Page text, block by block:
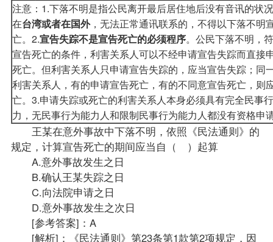
注意： 1.下落不明是指公民离开最后居住地后没有音讯的状
在台湾或者在国外，无法正常通讯联系的，不得以下落不明
亡。 2.宣告失踪不是宣告死亡的必须程序。公民下落不明，
宣告死亡的条件，利害关系人可以不经申请宣告失踪而直接
死亡。但利害关系人只申请宣告失踪的，应当宣告失踪；同
利害关系人，有的申请宣告死亡，有的不同意宣告死亡，则
亡。 3.申请失踪或死亡的利害关系人本身必须具有完全民事
力，无民事行为能力人和限制民事行为能力人都没有资格申
王某在意外事故中下落不明，依照《民法通则》的
规定，计算宣告死亡的期间应当自（ ）起算
A.意外事故发生之日
B.确认王某失踪之日
C.向法院申请之日
D.意外事故发生之次日
[参考答案]：A
[解析]：《民法通则》第23条第1款第2项规定，因